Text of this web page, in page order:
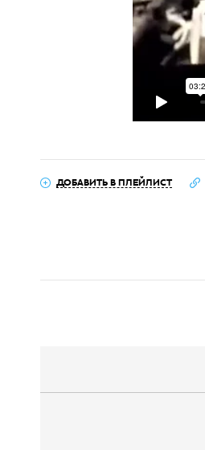
ДОБАВИТЬ В ПЛЕЙЛИСТ